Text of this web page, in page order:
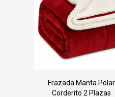
Frazada Manta Polar
Corderito 2 Plazas